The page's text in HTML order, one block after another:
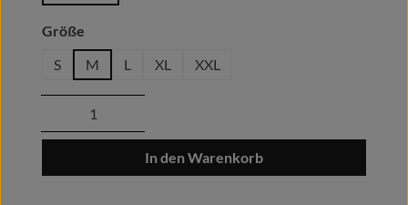
Größe
S
M L XL XXL
Produkt Anzahl: Gib den gewünschten
In den Warenkorb